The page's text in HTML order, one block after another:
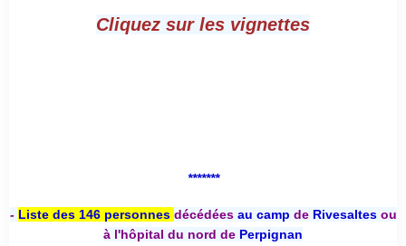
Cliquez sur les vignettes
*******
- Liste des 146 personnes décédées au camp deRivesaltesou
à l'hôpital du nord de Perpignan